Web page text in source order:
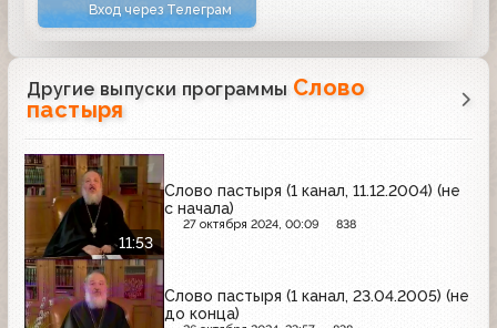
Вход через Телеграм
Другие выпуски программы Слово
пастыря
11:53
Слово пастыря (1 канал, 11.12.2004) (не
с начала)
27 октября 2024, 00:09 838
Слово пастыря (1 канал, 23.04.2005) (не
до конца)